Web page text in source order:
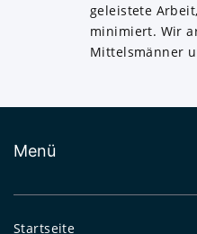
geleistete
minimiert. Wir
Mittelsmänner
Menü
Startseite